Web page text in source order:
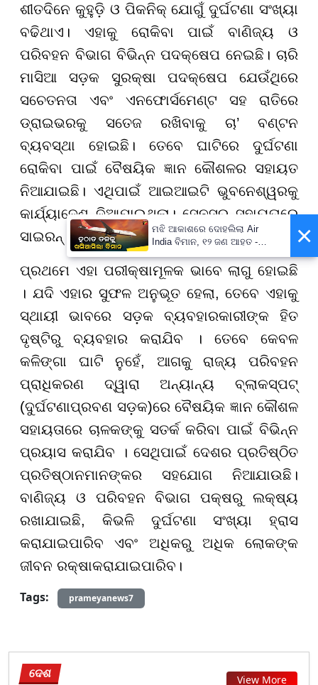
ଶୀତଦିନେ କୁହୁଡ଼ି ଓ ପିକନିକ୍ ଯୋଗୁଁ ଦୁର୍ଘଟଣା ସଂଖ୍ୟା
ବଢିଥାଏ। ଏହାକୁ ରୋକିବା ପାଇଁ ବାଣିଜ୍ୟ ଓ
ପରିବହନ ବିଭାଗ ବିଭିନ୍ନ ପଦକ୍ଷେପ ନେଇଛି। ଚାରି
ମାସିଆ ସଡ଼କ ସୁରକ୍ଷା ପଦକ୍ଷେପ ଯେଉଁଥିରେ
ସଚେତନତା ଏବଂ ଏନଫୋର୍ସମେଣ୍ଟ ସହ ରାତିରେ
ଡ୍ରାଇଭରକୁ ସତେଜ ରଖିବାକୁ ଚା’ ବଣ୍ଟନ
ବ୍ୟବସ୍ଥା ହୋଇଛି। ତେବେ ଘାଟିରେ ଦୁର୍ଘଟଣା
ରୋକିବା ପାଇଁ ବୈଷୟିକ ଜ୍ଞାନ କୌଶଳର ସହାୟତ
ନିଆଯାଇଛି। ଏଥିପାଇଁ ଆଇଆଇଟି ଭୁବନେଶ୍ୱରକୁ
କାର୍ଯ୍ୟାଦେଶ ଦିଆଯାଇଥିଲା। ସେନସର ସହାୟତାରେ
ସାଇରନ୍ ଘଣ୍ଟିର ବ୍ୟବସ୍ଥା କରାଯାଇଛି।
ପ୍ରଥମେ ଏହା ପରୀକ୍ଷାମୂଳକ ଭାବେ ଲାଗୁ ହୋଇଛି
। ଯଦି ଏହାର ସୁଫଳ ଅନୁଭୂତ ହେଲା, ତେବେ ଏହାକୁ
ସ୍ଥାୟୀ ଭାବରେ ସଡ଼କ ବ୍ୟବହାରକାରୀଙ୍କ ହିତ
ଦୃଷ୍ଟିରୁ ବ୍ୟବହାର କରାଯିବ । ତେବେ କେବଳ
କଳିଙ୍ଗା ଘାଟି ନୁହେଁ, ଆଗକୁ ରାଜ୍ୟ ପରିବହନ
ପ୍ରାଧିକରଣ ଦ୍ୱାରା ଅନ୍ୟାନ୍ୟ ବ୍ଲାକସ୍ପଟ୍
(ଦୁର୍ଘଟଣାପ୍ରବଣ ସଡ଼କ)ରେ ବୈଷୟିକ ଜ୍ଞାନ କୌଶଳ
ସହାୟତାରେ ଚାଳକଙ୍କୁ ସତର୍କ କରିବା ପାଇଁ ବିଭିନ୍ନ
ପ୍ରୟାସ କରାଯିବ । ସେଥିପାଇଁ ଦେଶର ପ୍ରତିଷ୍ଠିତ
ପ୍ରତିଷ୍ଠାନମାନଙ୍କର ସହଯୋଗ ନିଆଯାଉଛି।
ବାଣିଜ୍ୟ ଓ ପରିବହନ ବିଭାଗ ପକ୍ଷରୁ ଲକ୍ଷ୍ୟ
ରଖାଯାଇଛି, କିଭଳି ଦୁର୍ଘଟଣା ସଂଖ୍ୟା ହ୍ରାସ
କରାଯାଇପାରିବ ଏବଂ ଅଧିକରୁ ଅଧିକ ଲୋକଙ୍କ
ଜୀବନ ରକ୍ଷାକରାଯାଇପାରିବ।
Tags:
prameyanews7
ଦେଶ View More
×
ମଝି ଆକାଶରେ ଦୋହଲିଲା Air
India ବିମାନ, ୧୨ ଜଣ ଆହତ -